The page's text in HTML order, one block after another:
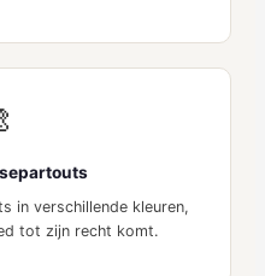
in verschillende kleuren,
tot zijn recht komt.